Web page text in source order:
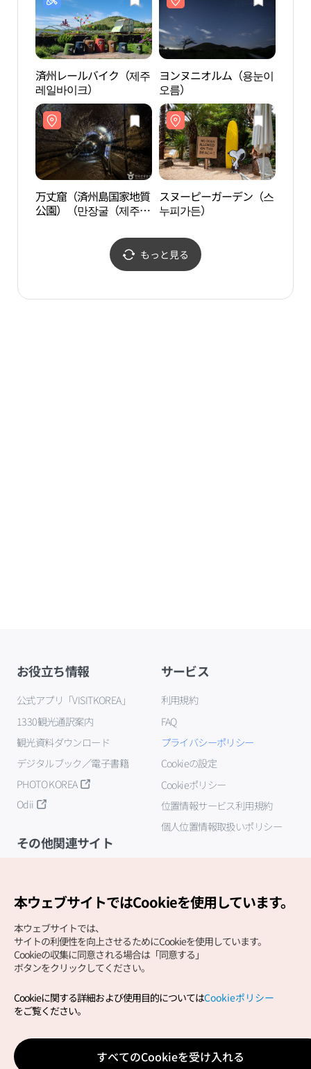
済州レールバイク（제주
레일바이크）
ヨンヌニオルム（용눈이
오름）
万丈窟（済州島国家地質
公園）（만장굴（제주도
スヌーピーガーデン（스
누피가든）
もっと見る
お役立ち情報
公式アプリ「VISITKOREA」
1330観光通訳案内
観光資料ダウンロード
デジタルブック／電子書籍
PHOTO KOREA
Odii
サービス
利用規約
FAQ
プライバシーポリシー
Cookieの設定
Cookieポリシー
位置情報サービス利用規約
個人位置情報取扱いポリシー
その他関連サイト
Copyright (c) Korea Tourism Organization All Rights
サイトエラー報告公式メール
japanese@knto.or.kr
本ウェブサイトではCookieを使用しています。
本ウェブサイトでは、
サイトの利便性を向上させるためにCookieを使用しています。
Cookieの収集に同意される場合は「同意する」
ボタンをクリックしてください。
Cookieに関する詳細および使用目的についてはCookieポリシー
をご覧ください。
すべてのCookieを受け入れる